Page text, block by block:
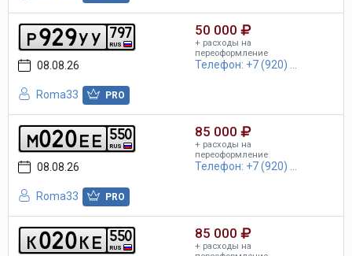
p929yy RUS
797
08.08.26
Roma33 PRO
50 000
+ расходы на
переоформление
Телефон: +7 (920) ...
m020e e RUS
550
08.08.26
Roma33 PRO
85 000
+ расходы на
переоформление
Телефон: +7 (920) ...
k020k e RUS
550 85 000
+ расходы на